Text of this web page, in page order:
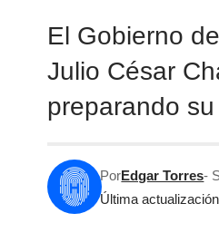
El Gobierno
Julio César
preparando
Última
PorEdgar Torres-